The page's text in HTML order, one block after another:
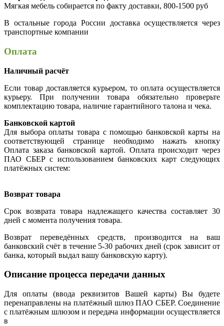
Мягкая мебель собирается по факту доставки, 800-1500 руб
В остальные города России доставка осуществляется через
транспортные компании
Оплата
Наличный расчёт
Если товар доставляется курьером, то оплата осуществляется
курьеру. При получении товара обязательно проверьте
комплектацию товара, наличие гарантийного талона и чека.
Банковской картой
Для выбора оплаты товара с помощью банковской карты на
соответствующей странице необходимо нажать кнопку
Оплата заказа банковской картой. Оплата происходит через
ПАО СБЕР с использованием банковских карт следующих
платёжных систем:
Возврат товара
Срок возврата товара надлежащего качества составляет 30
дней с момента получения товара.
Возврат переведённых средств, производится на ваш
банковский счёт в течение 5-30 рабочих дней (срок зависит от
банка, который выдал вашу банковскую карту).
Описание процесса передачи данных
Для оплаты (ввода реквизитов Вашей карты) Вы будете
перенаправлены на платёжный шлюз ПАО СБЕР. Соединение
с платёжным шлюзом и передача информации осуществляется
в